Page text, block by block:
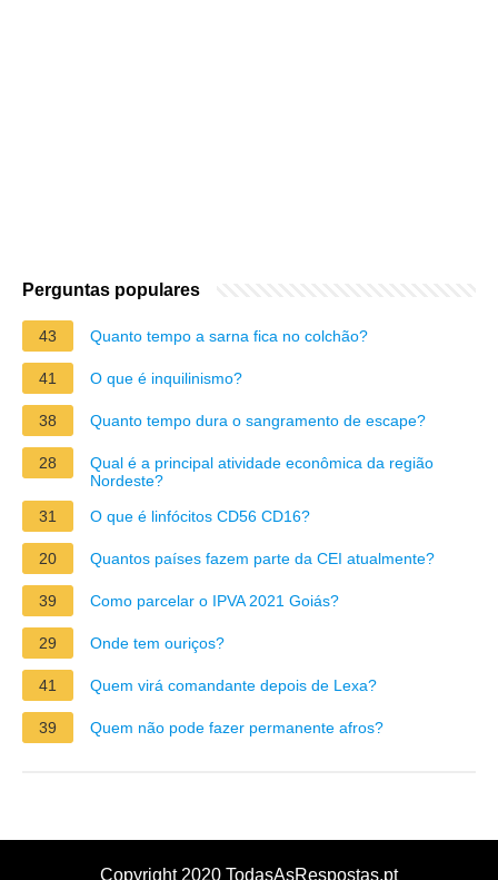
Perguntas populares
43 Quanto tempo a sarna fica no colchão?
41 O que é inquilinismo?
38 Quanto tempo dura o sangramento de escape?
28
Qual é a principal atividade econômica da região
Nordeste?
31
O que é linfócitos CD56 CD16?
20 Quantos países fazem parte da CEI atualmente?
39 Como parcelar o IPVA 2021 Goiás?
29 Onde tem ouriços?
41 Quem virá comandante depois de Lexa?
39 Quem não pode fazer permanente afros?
Copyright 2020 TodasAsRespostas.pt